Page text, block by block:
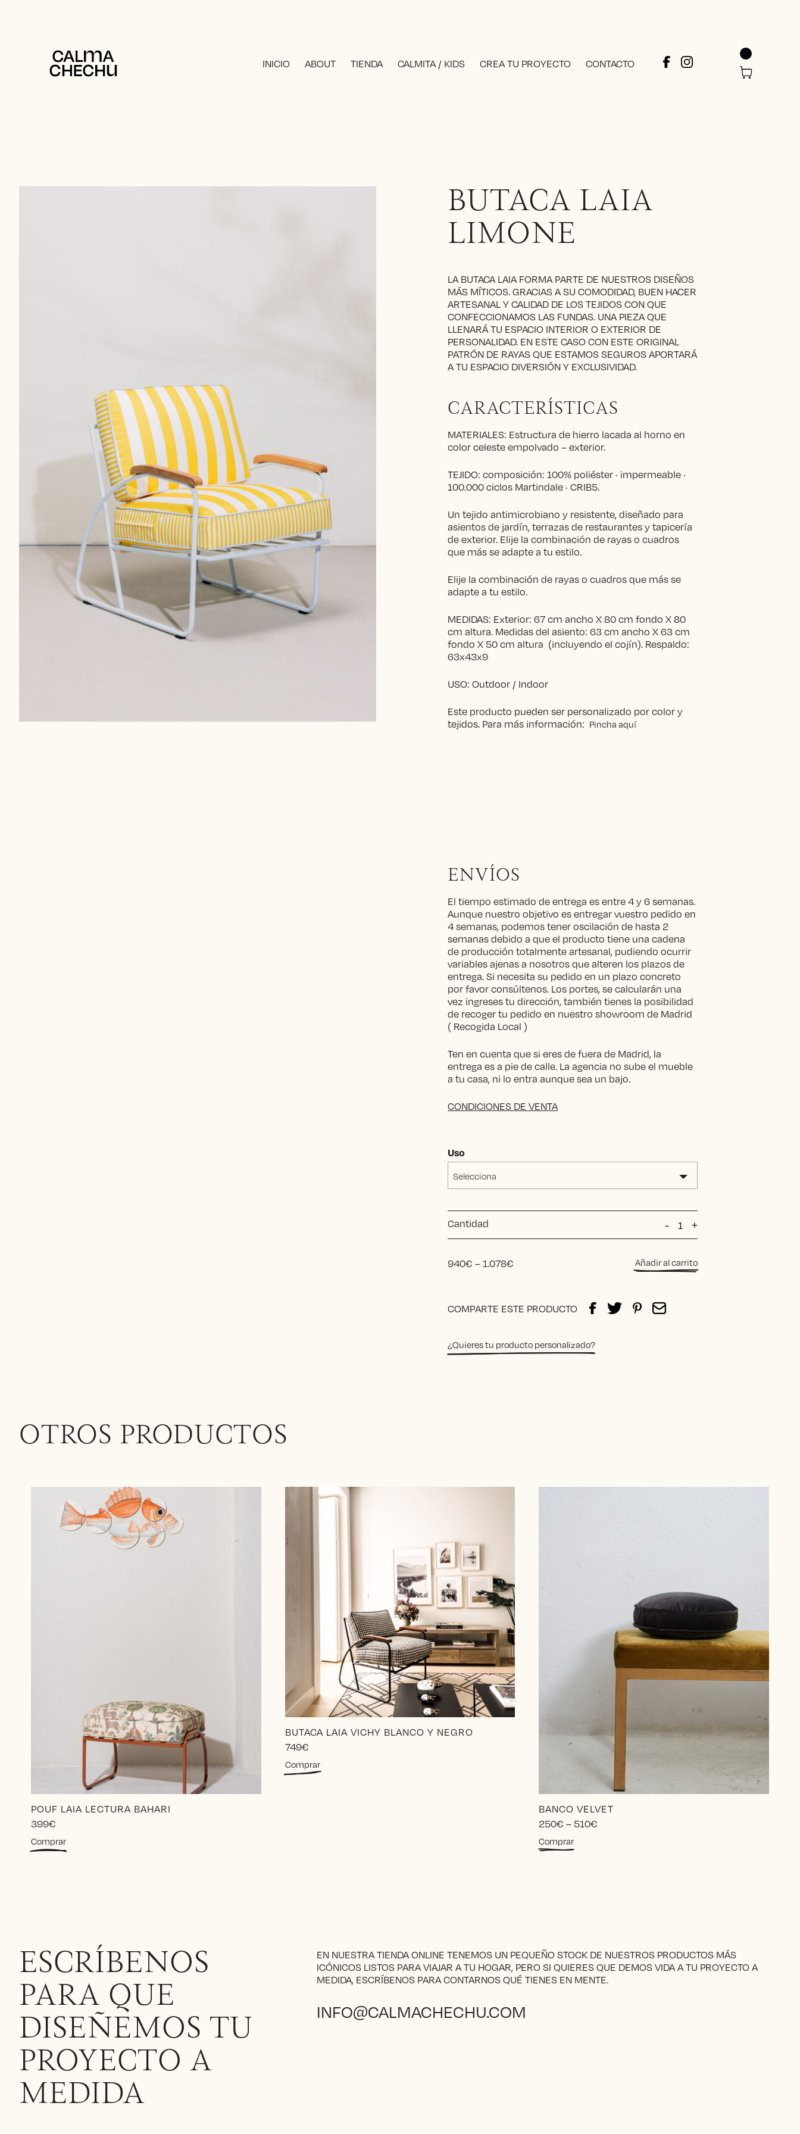
INICIO ABOUT TIENDA CALMITA / KIDS CREA TU PROYECTO CONTACTO
BUTACA LAIA
LIMONE
LA BUTACA LAIA FORMA PARTE DE NUESTROS DISEÑOS
MÁS MÍTICOS. GRACIAS A SU COMODIDAD, BUEN HACER
ARTESANAL Y CALIDAD DE LOS TEJIDOS CON QUE
CONFECCIONAMOS LAS FUNDAS. UNA PIEZA QUE
LLENARÁ TU ESPACIO INTERIOR O EXTERIOR DE
PERSONALIDAD. EN ESTE CASO CON ESTE ORIGINAL
PATRÓN DE RAYAS QUE ESTAMOS SEGUROS APORTARÁ
A TU ESPACIO DIVERSIÓN Y EXCLUSIVIDAD.
CARACTERÍSTICAS
MATERIALES: Estructura de hierro lacada al horno en
color celeste empolvado – exterior.
TEJIDO: composición: 100% poliéster · impermeable ·
100.000 ciclos Martindale · CRIB5.
Un tejido antimicrobiano y resistente, diseñado para
asientos de jardín, terrazas de restaurantes y tapicería
de exterior. Elije la combinación de rayas o cuadros
que más se adapte a tu estilo.
Elije la combinación de rayas o cuadros que más se
adapte a tu estilo.
MEDIDAS: Exterior: 67 cm ancho X 80 cm fondo X 80
cm altura. Medidas del asiento: 63 cm ancho X 63 cm
fondo X 50 cm altura (incluyendo el cojín). Respaldo:
63x43x9
USO: Outdoor / Indoor
Este producto pueden ser personalizado por color y
tejidos. Para más información: Pincha aquí
ENVÍOS
El tiempo estimado de entrega es entre 4 y 6 semanas.
Aunque nuestro objetivo es entregar vuestro pedido en
4 semanas, podemos tener oscilación de hasta 2
semanas debido a que el producto tiene una cadena
de producción totalmente artesanal, pudiendo ocurrir
variables ajenas a nosotros que alteren los plazos de
entrega. Si necesita su pedido en un plazo concreto
por favor consúltenos. Los portes, se calcularán una
vez ingreses tu dirección, también tienes la posibilidad
de recoger tu pedido en nuestro showroom de Madrid
( Recogida Local )
Ten en cuenta que si eres de fuera de Madrid, la
entrega es a pie de calle. La agencia no sube el mueble
a tu casa, ni lo entra aunque sea un bajo.
CONDICIONES DE VENTA
Uso
Selecciona
Cantidad -
Butaca
Laia
cantidad
+
940€ –1.078€
1.078€
Añadir al carrito
COMPARTE ESTE PRODUCTO
¿Quieres tu producto personalizado?
OTROS PRODUCTOS
POUF LAIA LECTURA BAHARI
399€
Comprar
BUTACA LAIA VICHY BLANCO Y NEGRO
749€
Comprar
BANCO VELVET
250€ – 510€
ComprarEste
producto
elegir
en
la
ESCRÍBENOS
PARA QUE
DISEÑEMOS TU
PROYECTO A
MEDIDA
EN NUESTRA TIENDA ONLINE TENEMOS UN PEQUEÑO STOCK DE NUESTROS PRODUCTOS MÁS
ICÓNICOS LISTOS PARA VIAJAR A TU HOGAR, PERO SI QUIERES QUE DEMOS VIDA A TU PROYECTO A
MEDIDA, ESCRÍBENOS PARA CONTARNOS QUÉ TIENES EN MENTE.
INFO@CALMACHECHU.COM